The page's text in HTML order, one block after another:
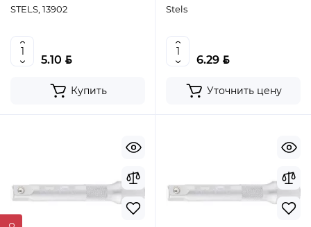
STELS, 13902
5.10 BYN
Купить
Stels
6.29 BYN
Уточнить цену